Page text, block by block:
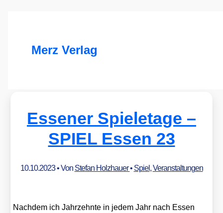
Merz Verlag
Essener Spieletage –
SPIEL Essen 23
10.10.2023• Von Stefan Holzhauer• Spiel,Veranstaltungen
Nach­dem ich Jahr­zehn­te in jedem Jahr nach Essen